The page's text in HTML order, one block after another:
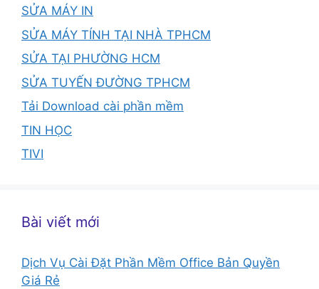
SỬA MÁY IN
SỬA MÁY TÍNH TẠI NHÀ TPHCM
SỬA TẠI PHƯỜNG HCM
SỬA TUYẾN ĐƯỜNG TPHCM
Tải Download cài phần mềm
TIN HỌC
TIVI
Bài viết mới
Dịch Vụ Cài Đặt Phần Mềm Office Bản Quyền
Giá Rẻ